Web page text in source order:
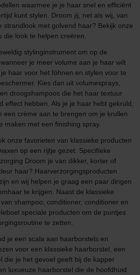
waarmee je je haar snel en efficiënt
kunt stylen. Droom jij, net als wij, van
strandlook met golvend haar? Bekijk onze
die look te helpen creëren.
stylinginstrument om op de
je meer volume aan je haar wilt
haar voor het föhnen en stylen voor te
Kies dan uit volumesprays,
droogshampoos die het haar textuur
effect hebben. Als je je haar hebt gekruld,
een crème aan te brengen om je krullen
maken met een finishing spray.
onze favorieten van klassieke producten
op een rijtje gezet. Specifieke
Droom je van dikker, korter of
haar? Haarverzorgingsproducten
en wij helpen je graag een paar dingen
te krijgen. Naast de klassieke
shampoo, conditioner, conditioner en
speciale producten om de puntjes
te zetten.
je een scala aan haarborstels en
voor een klassieke haarborstel, een
die je het gevoel geeft bij de kapper
luxueuze haarborstel die de hoofdhuid